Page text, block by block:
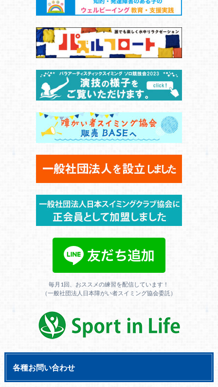
毎月1回、おススメの練習を配信しています！
（一般社団法人日本障がい者スイミング協会委託）
各種お問い合わせ